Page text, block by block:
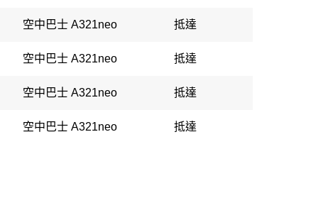
空中巴士 A321neo 抵達
空中巴士 A321neo 抵達
空中巴士 A321neo 抵達
空中巴士 A321neo 抵達